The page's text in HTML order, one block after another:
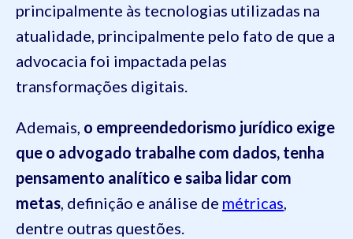
principalmente às tecnologias utilizadas na
atualidade, principalmente pelo fato de que a
advocacia foi impactada pelas
transformações digitais.
Ademais, o empreendedorismo jurídico exige
que o advogado trabalhe com dados, tenha
pensamento analítico e saiba lidar com
metas, definição e análise de métricas,
dentre outras questões.